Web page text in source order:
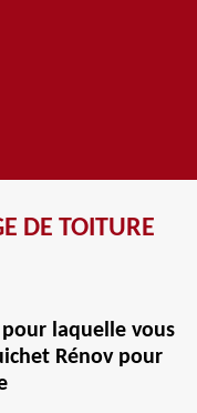
DE TOITURE
laquelle vous
Rénov pour